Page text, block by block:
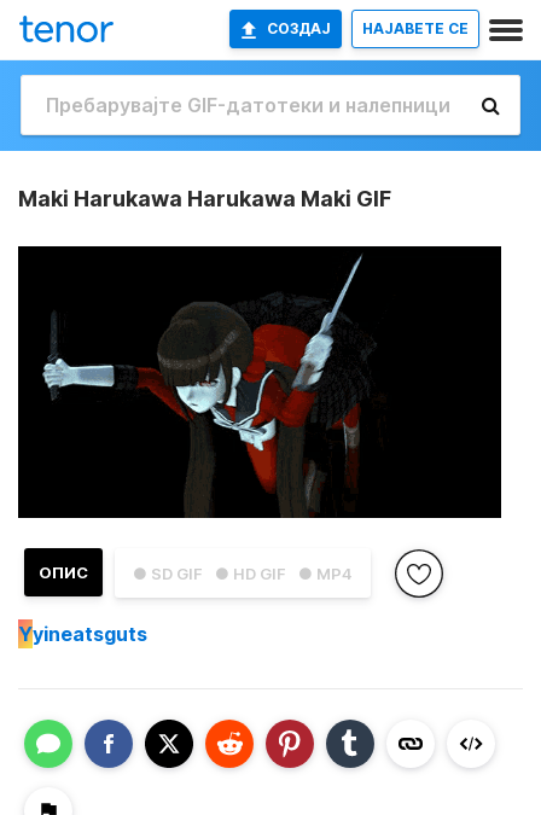
СОЗДАЈ НАЈАВETE СЕ
Maki Harukawa Harukawa Maki GIF
● SD GIF ● HD GIF ● MP4
ОПИС
Yyineatsguts